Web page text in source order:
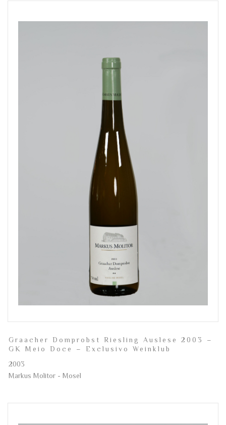
Graacher Domprobst Riesling Auslese 2003 –
GK Meio Doce – Exclusivo Weinklub
2003
Markus Molitor - Mosel